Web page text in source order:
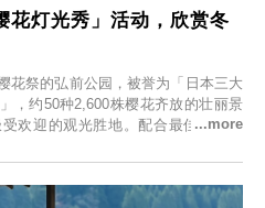
花灯光秀」活动，欣赏冬
花祭的弘前公园，被誉为「日本三大
，约50种2,600株樱花齐放的壮丽景
欢迎的观光胜地。配合最佳观雪时